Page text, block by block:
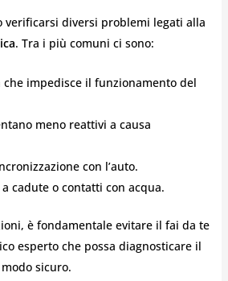
verificarsi diversi problemi legati alla
. Tra i più comuni ci sono:
che impedisce il funzionamento del
meno reattivi a causa
con l’auto.
cadute o contatti con acqua.
è fondamentale evitare il fai da te
esperto che possa diagnosticare il
sicuro.